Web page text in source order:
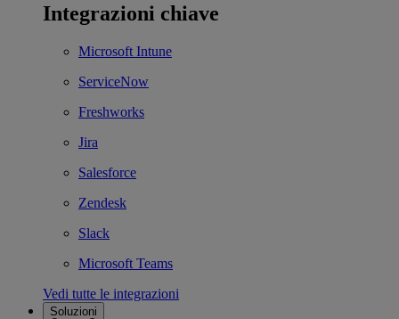
Integrazioni chiave
Microsoft Intune
ServiceNow
Freshworks
Jira
Salesforce
Zendesk
Slack
Microsoft Teams
Vedi tutte le integrazioni
Soluzioni